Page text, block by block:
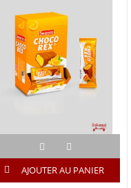
AJOUTER AU PANIER